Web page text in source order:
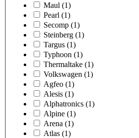
Maul (1)
Pearl (1)
Secomp (1)
Steinberg (1)
Targus (1)
Typhoon (1)
Thermaltake (1)
Volkswagen (1)
Agfeo (1)
Alesis (1)
Alphatronics (1)
Alpine (1)
Arena (1)
Atlas (1)